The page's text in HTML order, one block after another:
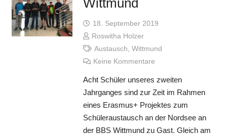
18. September 2019
Roswitha Holzer
Austausch, Wittmund
Keine Kommentare
Acht Schüler unseres zweiten
Jahrganges sind zur Zeit im Rahmen
eines Erasmus+ Projektes zum
Schüleraustausch an der Nordsee an
der BBS Wittmund zu Gast. Gleich am